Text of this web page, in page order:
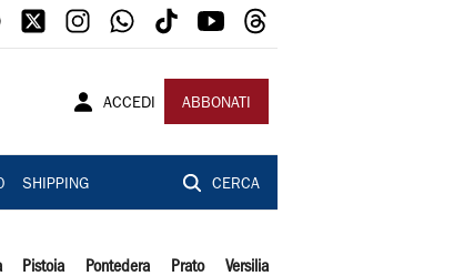
ACCEDI ABBONATI
SHIPPING CERCA
Pistoia Pontedera Prato Versilia